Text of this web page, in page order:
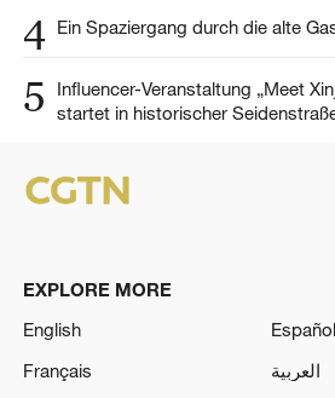
4 Ein Spaziergang durch die alte
5
Influencer-Veranstaltung „Meet
startet in historischer
EXPLORE MORE
English
Español
Français
العربية